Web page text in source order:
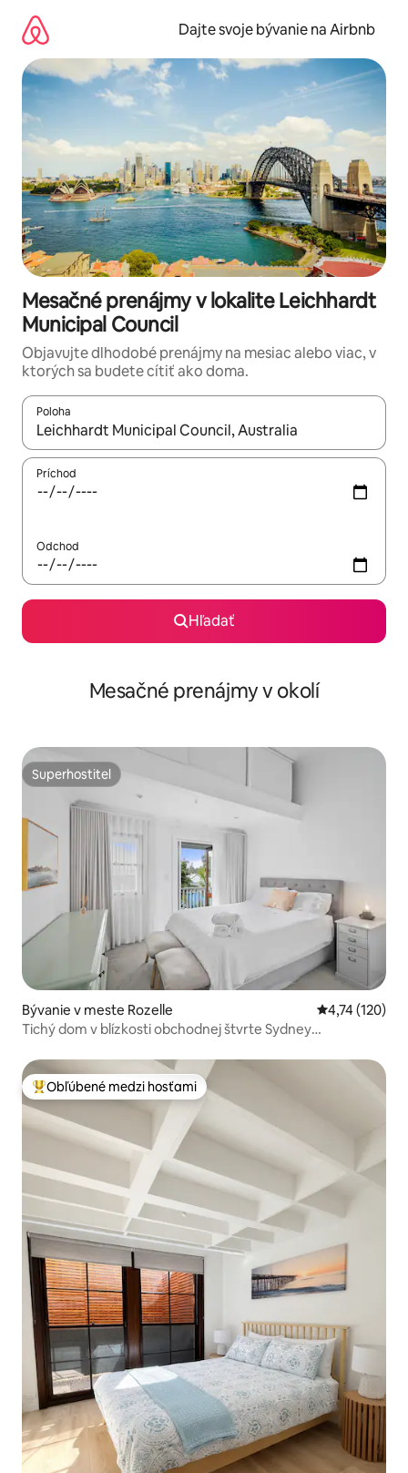
obsah.
Dajte svoje bývanie na Airbnb
Mesačné prenájmy v lokalite Leichhardt
Municipal Council
Objavujte dlhodobé prenájmy na mesiac alebo viac, v
ktorých sa budete cítiť ako doma.
Poloha
Keď budú výsledky k dispozícii, môžete si ich prechádzať
Príchod
Odchod
Hľadať
Mesačné prenájmy v okolí
Superhostiteľ
Superhostiteľ
Bývanie v meste Rozelle Priemerné
4,74 (120)
Tichý dom v blízkosti obchodnej štvrte Sydney
Najobľúbenejšie medzi hosťami
Obľúbené medzi hosťami